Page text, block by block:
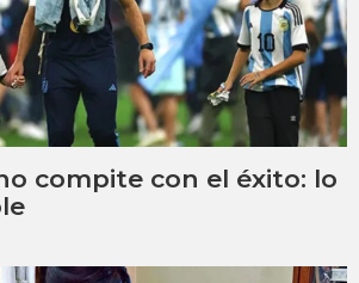
compite con el éxito: lo